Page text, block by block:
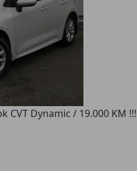
CVT Dynamic / 19.000 KM !!!